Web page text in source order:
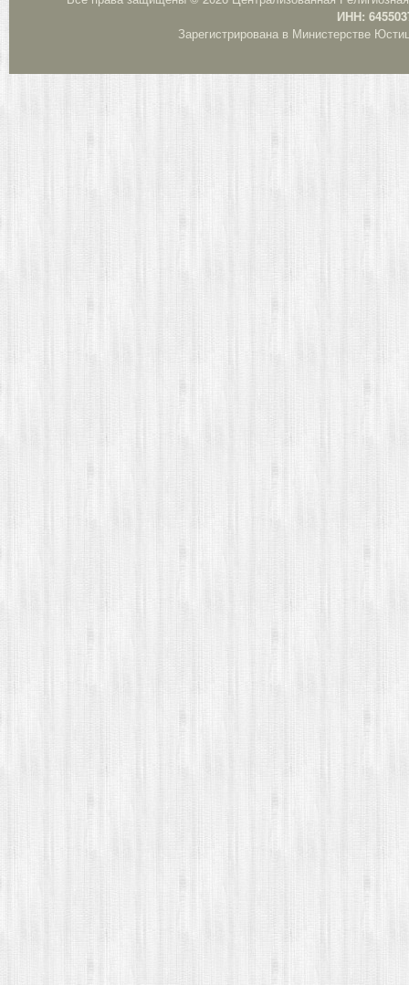
ИНН:
Зарегистрирована в Министерстве